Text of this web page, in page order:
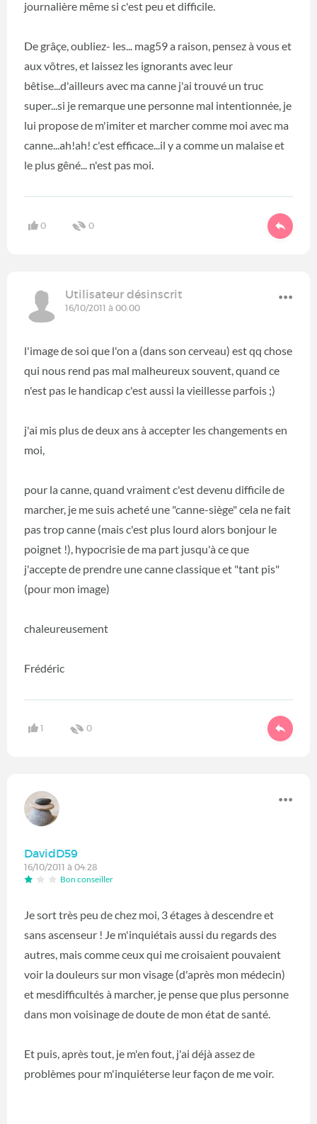
journalière même si c'est peu et difficile.
De grâçe, oubliez- les... mag59 a raison, pensez à vous et
aux vôtres, et laissez les ignorants avec leur
bêtise...d'ailleurs avec ma canne j'ai trouvé un truc
super...si je remarque une personne mal intentionnée, je
lui propose de m'imiter et marcher comme moi avec ma
canne...ah!ah! c'est efficace...il y a comme un malaise et
le plus gêné... n'est pas moi.
0 0
Utilisateur désinscrit
16/10/2011 à 00:00
l'image de soi que l'on a (dans son cerveau) est qq chose
qui nous rend pas mal malheureux souvent, quand ce
n'est pas le handicap c'est aussi la vieillesse parfois ;)
j'ai mis plus de deux ans à accepter les changements en
moi,
pour la canne, quand vraiment c'est devenu difficile de
marcher, je me suis acheté une "canne-siège" cela ne fait
pas trop canne (mais c'est plus lourd alors bonjour le
poignet !), hypocrisie de ma part jusqu'à ce que
j'accepte de prendre une canne classique et "tant pis"
(pour mon image)
chaleureusement
Frédéric
1 0
DavidD59
16/10/2011 à 04:28
Bon conseiller
Je sort très peu de chez moi, 3 étages à descendre et
sans ascenseur ! Je m'inquiétais aussi du regards des
autres, mais comme ceux qui me croisaient pouvaient
voir la douleurs sur mon visage (d'après mon médecin)
et mesdifficultés à marcher, je pense que plus personne
dans mon voisinage de doute de mon état de santé.
Et puis, après tout, je m'en fout, j'ai déjà assez de
problèmes pour m'inquiéterse leur façon de me voir.